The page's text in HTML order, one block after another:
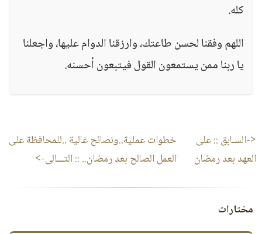
كله.
اللهم وفقنا لحسن طاعتك، وارزقنا الدوام عليها، واجعلنا
يا ربنا ممن يستمعون القول فيتبعون أحسنه.
<-السـابق ::على
العهد بعد رمضان
خطوات عملية..ونصائح غالية ..للمحافظة على
العمل الصالح بعد رمضان.. :: التـــالى->
مختارات